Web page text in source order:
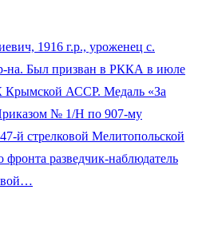
1916 г.р., уроженец с.
на. Был призван в РККА в июле
Крымской АССР. Медаль «За
№ 1/Н по 907-му
й стрелковой Мелитопольской
фронта разведчик-наблюдатель